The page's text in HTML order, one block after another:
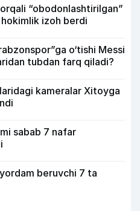
“obodonlashtirilgan”
hokimlik izoh berdi
o‘tishi Messi
tubdan farq qiladi?
kameralar Xitoyga
sabab 7 nafar
beruvchi 7 ta